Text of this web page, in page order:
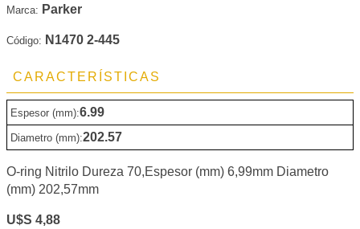
Marca: Parker
Código: N1470 2-445
CARACTERÍSTICAS
Espesor (mm):6.99
Diametro (mm):202.57
O-ring Nitrilo Dureza 70,Espesor (mm) 6,99mm Diametro
(mm) 202,57mm
U$S 4,88